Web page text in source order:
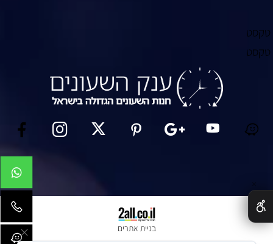
טקסט
טקסט
בניית אתרים